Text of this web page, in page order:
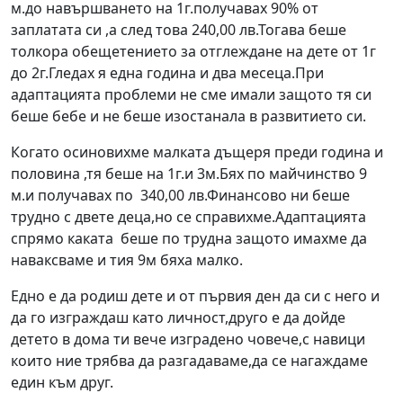
м.до навършването на 1г.получавах 90% от
заплатата си ,а след това 240,00 лв.Тогава беше
толкора обещетението за отглеждане на дете от 1г
до 2г.Гледах я една година и два месеца.При
адаптацията проблеми не сме имали защото тя си
беше бебе и не беше изостанала в развитието си.
Когато осиновихме малката дъщеря преди година и
половина ,тя беше на 1г.и 3м.Бях по майчинство 9
м.и получавах по 340,00 лв.Финансово ни беше
трудно с двете деца,но се справихме.Адаптацията
спрямо каката беше по трудна защото имахме да
наваксваме и тия 9м бяха малко.
Едно е да родиш дете и от първия ден да си с него и
да го изграждаш като личност,друго е да дойде
детето в дома ти вече изградено човече,с навици
които ние трябва да разгадаваме,да се нагаждаме
един към друг.